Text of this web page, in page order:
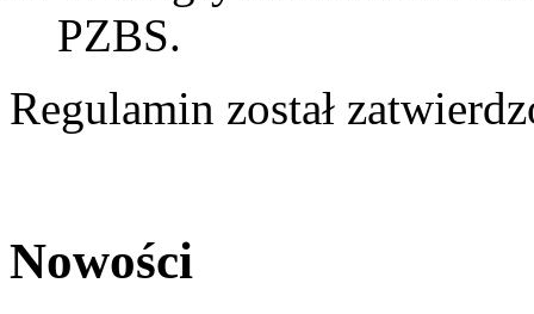
PZBS.
Regulamin został
Nowości